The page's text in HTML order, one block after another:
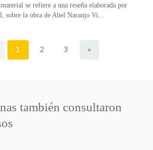
se refiere a una reseña elaborada por
sobre la obra de Abel Naranjo Vi...
1 2 3 »
también consultaron